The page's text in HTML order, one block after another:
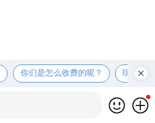
你们是怎么收费的呢？ 现在有